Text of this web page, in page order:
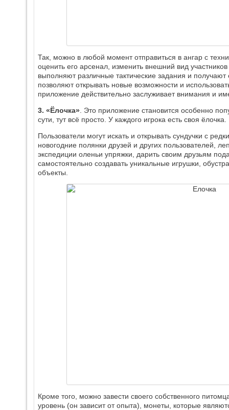
Так, можно в любой момент отправиться в ангар с
оценить его арсенал, изменить внешний вид
выполняют различные тактические задания и
позволяют открывать новые возможности и
приложение действительно заслуживает внимания и
3. «Ёлочка» . Это приложение становится особенно
сути, тут всё просто. У каждого игрока есть своя
Пользователи могут искать и открывать сундучки с
новогодние полянки друзей и других пользователей,
экспедиции оленьи упряжки, дарить своим друзьям
самостоятельно создавать уникальные игрушки,
объекты.
Кроме того, можно завести своего собственного
уровень (он зависит от опыта), монеты, которые